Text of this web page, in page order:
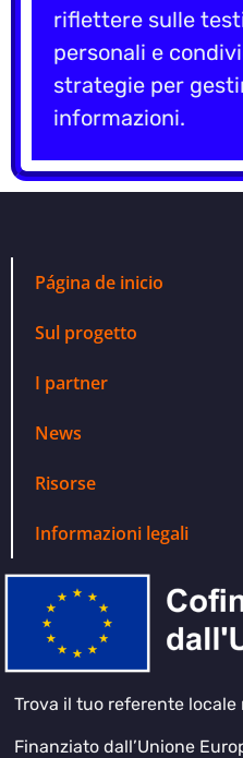
riflettere sulle
personali e
strategie per
informazioni.
Página de inicio
Sul progetto
I partner
News
Risorse
Informazioni legali
Trova il tuo referente locale
Finanziato dall’Unione